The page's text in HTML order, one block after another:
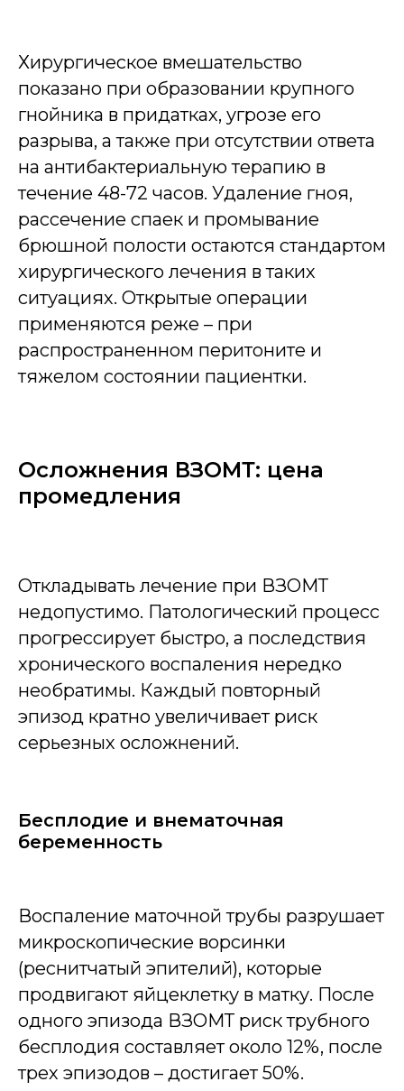
Хирургическое вмешательство
показано при образовании крупного
гнойника в придатках, угрозе его
разрыва, а также при отсутствии ответа
на антибактериальную терапию в
течение 48-72 часов. Удаление гноя,
рассечение спаек и промывание
брюшной полости остаются стандартом
хирургического лечения в таких
ситуациях. Открытые операции
применяются реже – при
распространенном перитоните и
тяжелом состоянии пациентки.
Осложнения ВЗОМТ: цена
промедления
Откладывать лечение при ВЗОМТ
недопустимо. Патологический процесс
прогрессирует быстро, а последствия
хронического воспаления нередко
необратимы. Каждый повторный
эпизод кратно увеличивает риск
серьезных осложнений.
Бесплодие и внематочная
беременность
Воспаление маточной трубы разрушает
микроскопические ворсинки
(реснитчатый эпителий), которые
продвигают яйцеклетку в матку. После
одного эпизода ВЗОМТ риск трубного
бесплодия составляет около 12%, после
трех эпизодов – достигает 50%.